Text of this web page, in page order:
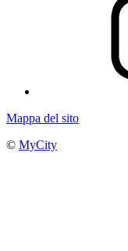
Mappa del sito
© MyCity